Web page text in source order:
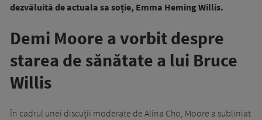
dezvăluită de actuala sa soție, Emma Heming Willis.
Demi Moore a vorbit despre
starea de sănătate a lui Bruce
Willis
În cadrul unei discuții moderate de Alina Cho, Moore a subliniat